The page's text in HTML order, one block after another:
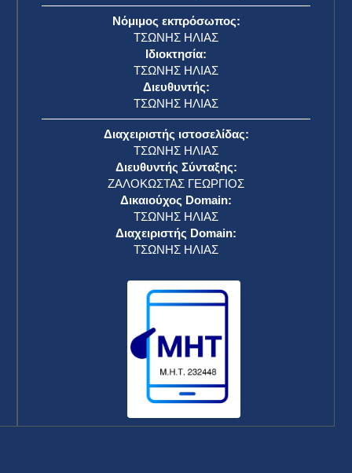
Νόμιμος εκπρόσωπος:
ΤΣΩΝΗΣ ΗΛΙΑΣ
Ιδιοκτησία:
ΤΣΩΝΗΣ ΗΛΙΑΣ
Διευθυντής:
ΤΣΩΝΗΣ ΗΛΙΑΣ
Διαχειριστής ιστοσελίδας:
ΤΣΩΝΗΣ ΗΛΙΑΣ
Διευθυντής Σύνταξης:
ΖΑΛΟΚΩΣΤΑΣ ΓΕΩΡΓΙΟΣ
Δικαιούχος Domain:
ΤΣΩΝΗΣ ΗΛΙΑΣ
Διαχειριστής Domain:
ΤΣΩΝΗΣ ΗΛΙΑΣ